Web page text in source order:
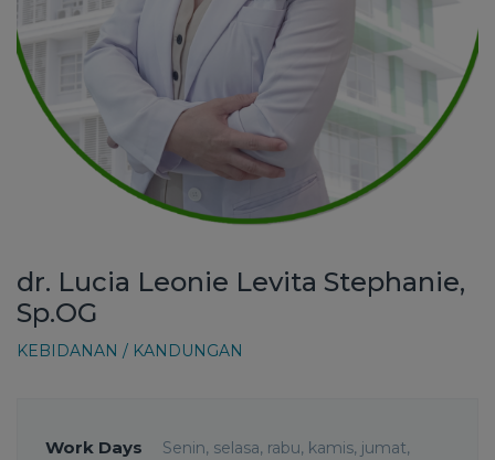
dr. Lucia Leonie Levita Stephanie,
Sp.OG
KEBIDANAN / KANDUNGAN
Work Days
Senin, selasa, rabu, kamis, jumat,